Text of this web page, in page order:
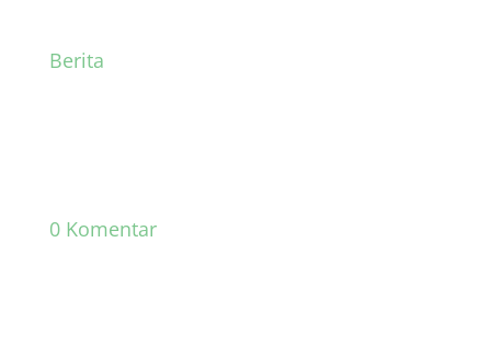
Berita
0 Komentar